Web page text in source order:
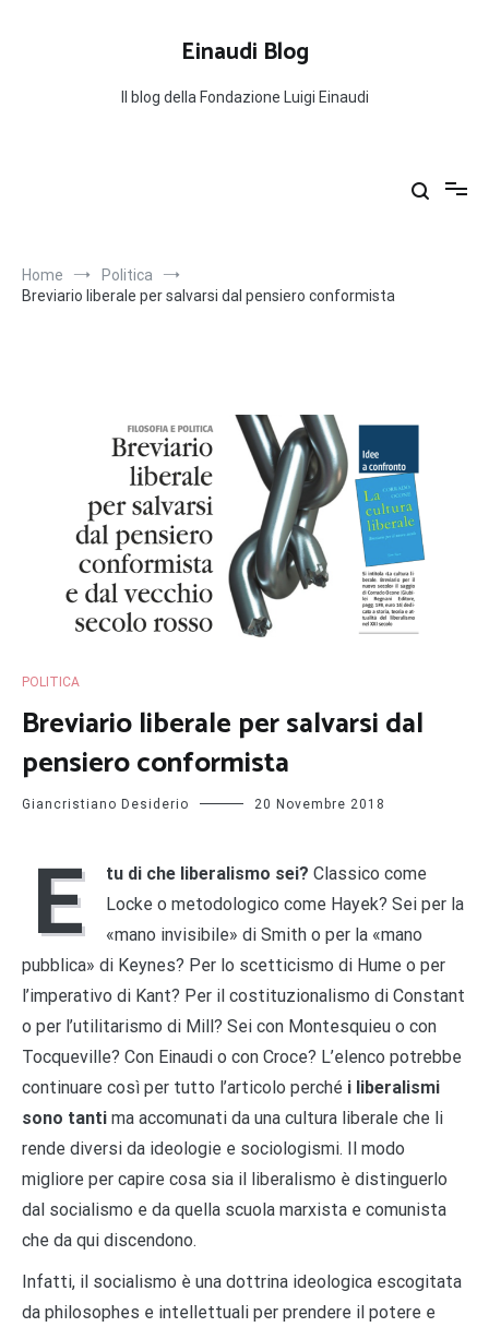
Einaudi Blog
Il blog della Fondazione Luigi Einaudi
Home
Politica
Breviario liberale per salvarsi dal pensiero conformista
POLITICA
Breviario liberale per salvarsi dal
pensiero conformista
Giancristiano Desiderio 20 Novembre 2018
E tu di che liberalismo sei? Classico come
Locke o metodologico come Hayek? Sei per la
«mano invisibile» di Smith o per la «mano
pubblica» di Keynes? Per lo scetticismo di Hume o per
l’imperativo di Kant? Per il costituzionalismo di Constant
o per l’utilitarismo di Mill? Sei con Montesquieu o con
Tocqueville? Con Einaudi o con Croce? L’elenco potrebbe
continuare così per tutto l’articolo perché i liberalismi
sono tanti ma accomunati da una cultura liberale che li
rende diversi da ideologie e sociologismi. Il modo
migliore per capire cosa sia il liberalismo è distinguerlo
dal socialismo e da quella scuola marxista e comunista
che da qui discendono.
Infatti, il socialismo è una dottrina ideologica escogitata
da philosophes e intellettuali per prendere il potere e